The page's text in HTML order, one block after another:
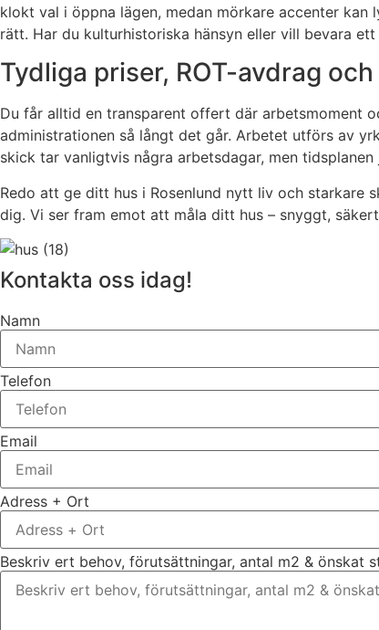
klokt val i öppna lägen, medan mörkare accenter
rätt. Har du kulturhistoriska hänsyn eller vill bevara
Tydliga priser, ROT-avdrag
Du får alltid en transparent offert där arbetsmoment
administrationen så långt det går. Arbetet utförs av
skick tar vanligtvis några arbetsdagar, men
Redo att ge ditt hus i Rosenlund nytt liv och starkare
dig. Vi ser fram emot att måla ditt hus – snyggt,
Kontakta oss idag!
Namn
Telefon
Email
Adress + Ort
Beskriv ert behov, förutsättningar, antal m2 & önskat